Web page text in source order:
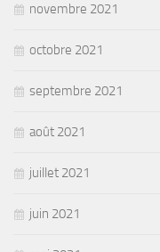
novembre 2021
octobre 2021
septembre 2021
août 2021
juillet 2021
juin 2021